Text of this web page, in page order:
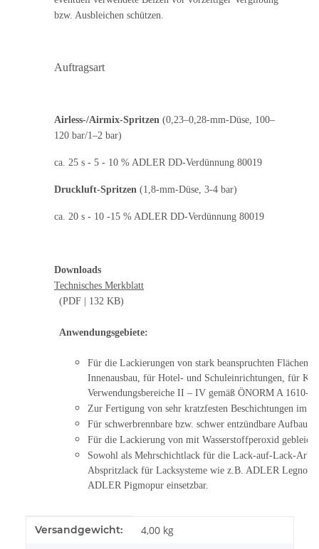
bzw. Ausbleichen schützen.
Auftragsart
Airless-/Airmix-Spritzen (0,23–0,28-mm-Düse, 100–
120 bar/1–2 bar)
ca. 25 s - 5 - 10 % ADLER DD-Verdünnung 80019
Druckluft-Spritzen (1,8-mm-Düse, 3-4 bar)
ca. 20 s - 10 -15 % ADLER DD-Verdünnung 80019
Downloads
Technisches Merkblatt
(PDF | 132 KB)
Anwendungsgebiete:
Für die Lackierungen von stark beanspruchten Flächen
Innenausbau, für Hotel- und Schuleinrichtungen, für
Verwendungsbereiche II – IV gemäß ÖNORM A 1610-
Zur Fertigung von sehr kratzfesten Beschichtungen im
Für schwerbrennbare bzw. schwer entzündbare
Für die Lackierung von mit Wasserstoffperoxid
Sowohl als Mehrschichtlack für die Lack-auf-Lack-
Abspritzlack für Lacksysteme wie z.B. ADLER
ADLER Pigmopur einsetzbar.
Produkteigenschaft
Wert
Versandgewicht: 4,00 kg